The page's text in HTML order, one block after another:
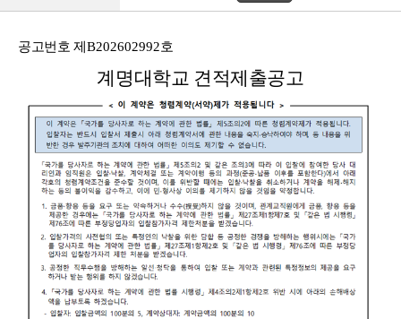
공고번호 제 B202602992호
계명대학교 견적제출공고